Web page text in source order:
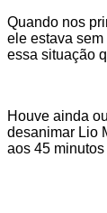
Quando nos
ele estava
essa situação
Houve ainda
desanimar Lio
aos 45